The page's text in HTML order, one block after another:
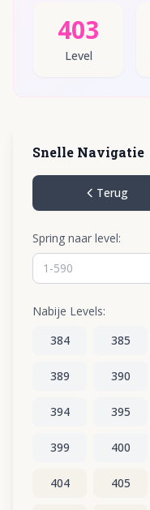
403
Level
Snelle Navigatie
Terug
Spring naar level:
Nabije Levels:
384
385
389 390
394 395
399 400
404 405